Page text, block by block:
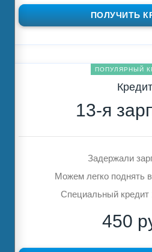
ПОЛУЧИТЬ
ПОПУЛЯРНЫЙ
Кредит
13-я
Задержали
Можем легко поднять
Специальный кредит
450